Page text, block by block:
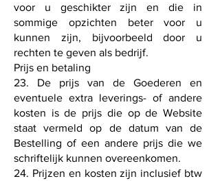
voor u geschikter zijn en die in
sommige opzichten beter voor u
kunnen zijn, bijvoorbeeld door u
rechten te geven als bedrijf.
Prijs en betaling
23. De prijs van de Goederen en
eventuele extra leverings- of andere
kosten is de prijs die op de Website
staat vermeld op de datum van de
Bestelling of een andere prijs die we
schriftelijk kunnen overeenkomen.
24. Prijzen en kosten zijn inclusief btw